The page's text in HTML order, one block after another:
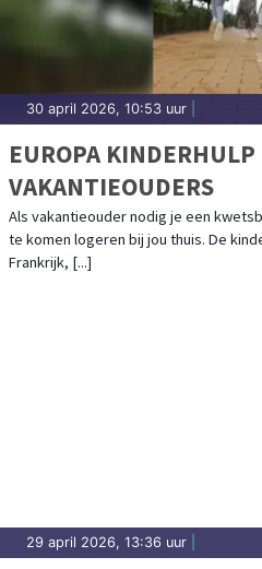
30 april 2026, 10:53 uur
EUROPA KINDERHULP
VAKANTIEOUDERS
Als vakantieouder nodig je een
te komen logeren bij jou thuis. De
Frankrijk, [...]
29 april 2026, 13:36 uur